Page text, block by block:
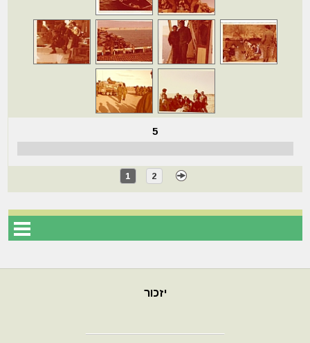
5
1 2
יזכור